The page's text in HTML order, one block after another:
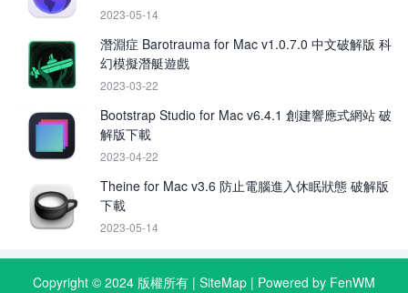
2023-05-14
潛淵症 Barotrauma for Mac v1.0.7.0 中文破解版 科
幻模擬潛艇遊戲
2023-03-22
Bootstrap Studio for Mac v6.4.1 創建響應式網站 破
解版下載
2023-04-22
Theine for Mac v3.6 防止電腦進入休眠狀態 破解版
下載
2023-05-14
Copyright © 2024 版權所有 | SiteMap | Powered by FenWM